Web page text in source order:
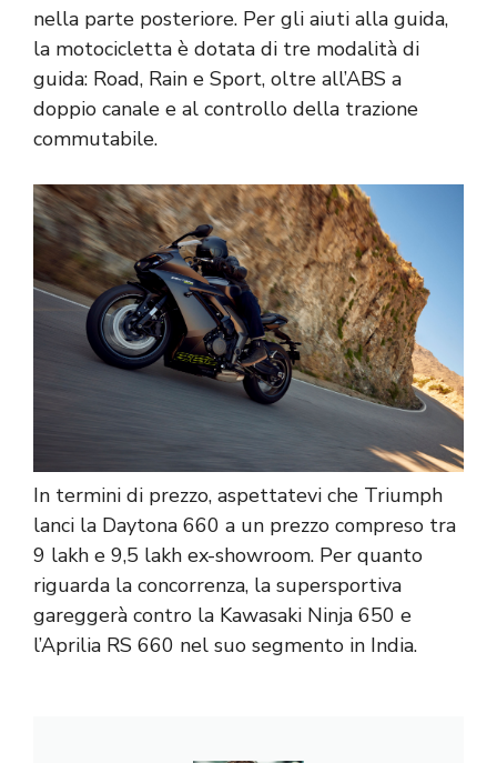
nella parte posteriore. Per gli aiuti alla guida,
la motocicletta è dotata di tre modalità di
guida: Road, Rain e Sport, oltre all’ABS a
doppio canale e al controllo della trazione
commutabile.
In termini di prezzo, aspettatevi che Triumph
lanci la Daytona 660 a un prezzo compreso tra
9 lakh e 9,5 lakh ex-showroom. Per quanto
riguarda la concorrenza, la supersportiva
gareggerà contro la Kawasaki Ninja 650 e
l’Aprilia RS 660 nel suo segmento in India.